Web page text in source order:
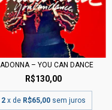
– YOU CAN DANCE
R$130,00
2 x de R$65,00 sem juros